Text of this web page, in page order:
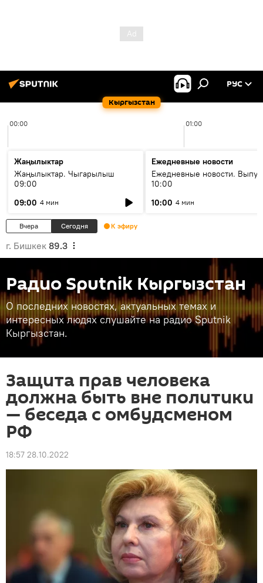
Кыргызстан
РУС
00:00 01:00
Жаңылыктар
Жаңылыктар. Чыгарылыш
09:00
09:00 4 мин
Ежедневные новости
Ежедневные новости.
10:00
10:00 4 мин
Вчера Сегодня К эфиру
г. Бишкек 89.3
Радио Sputnik Кыргызстан
О последних новостях, актуальных темах и
интересных людях слушайте на радио Sputnik
Кыргызстан.
Защита прав человека
должна быть вне политики
— беседа с омбудсменом
РФ
18:57 28.10.2022